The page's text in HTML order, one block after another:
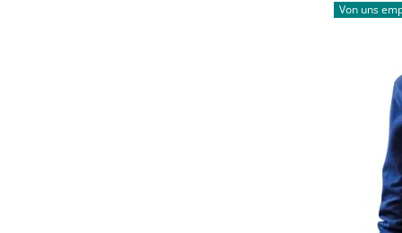
Von uns